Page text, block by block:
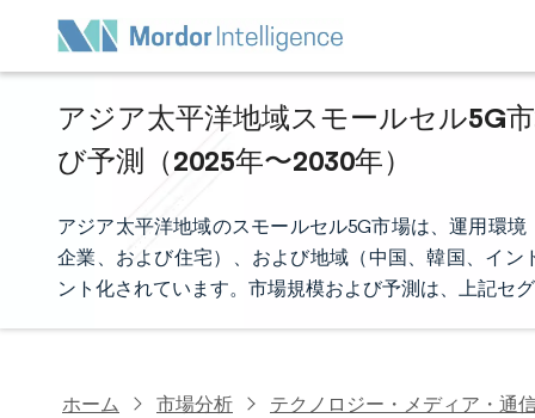
アジア太平洋地域スモールセル5G
び予測（2025年〜2030年）
アジア太平洋地域のスモールセル5G市場は、運用環
企業、および住宅）、および地域（中国、韓国、イ
ント化されています。市場規模および予測は、上記セ
ホーム 市場分析 テクノロジー・メディア・通